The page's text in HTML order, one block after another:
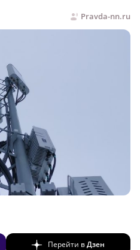
Pravda-nn.ru
Перейти вДзен